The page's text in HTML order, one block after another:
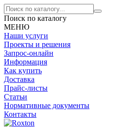
Поиск по каталогу
МЕНЮ
Наши услуги
Проекты и решения
Запрос-онлайн
Информация
Как купить
Доставка
Прайс-листы
Статьи
Нормативные документы
Контакты